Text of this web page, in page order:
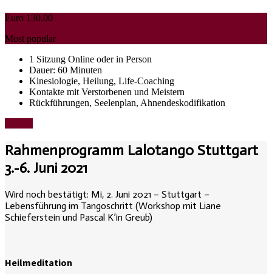
Euro 130.00
Most popular
1 Sitzung Online oder in Person
Dauer: 60 Minuten
Kinesiologie, Heilung, Life-Coaching
Kontakte mit Verstorbenen und Meistern
Rückführungen, Seelenplan, Ahnendeskodifikation
Rahmenprogramm Lalotango Stuttgart
3.-6. Juni 2021
Wird noch bestätigt: Mi, 2. Juni 2021 – Stuttgart –
Lebensführung im Tangoschritt (Workshop mit Liane
Schieferstein und Pascal K’in Greub)
Heilmeditation